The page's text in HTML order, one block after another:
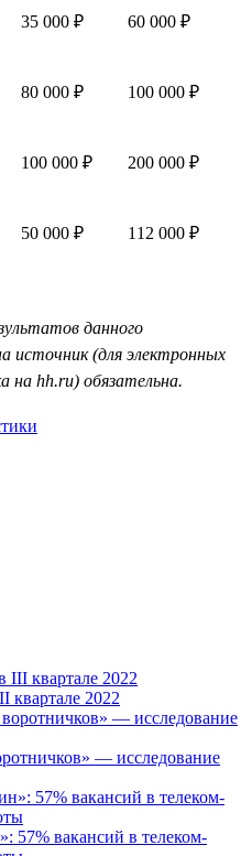
35 000 ₽ 60 000 ₽
80 000 ₽ 100 000 ₽
100 000 ₽ 200 000 ₽
50 000 ₽ 112 000 ₽
данного
источник (для электронных
на hh.ru) обязательна.
квартале 2022
— исследование
57% вакансий в телеком-